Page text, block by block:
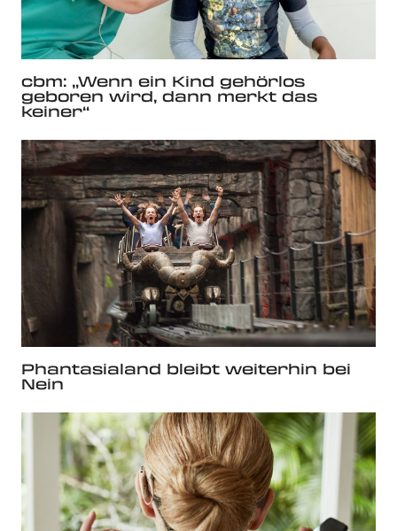
cbm: „Wenn ein Kind gehörlos
geboren wird, dann merkt das
keiner“
Phantasialand bleibt weiterhin bei
Nein